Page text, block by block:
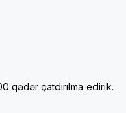
qədər çatdırılma edirik.